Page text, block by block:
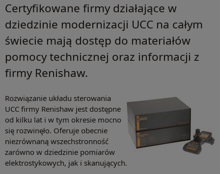
Certyfikowane firmy działające w
dziedzinie modernizacji UCC na całym
świecie mają dostęp do materiałów
pomocy technicznej oraz informacji z
firmy Renishaw.
Rozwiązanie układu sterowania
UCC firmy Renishaw jest dostępne
od kilku lat i w tym okresie mocno
się rozwinęło. Oferuje obecnie
niezrównaną wszechstronność
zarówno w dziedzinie pomiarów
elektrostykowych, jak i skanujących.